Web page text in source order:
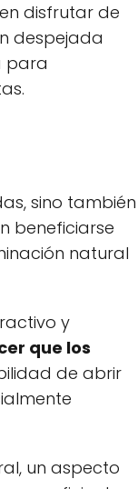
disfrutar de
despejada
para
sino también
beneficiarse
natural
y
que los
de abrir
un aspecto